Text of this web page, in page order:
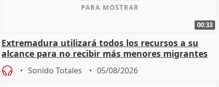
00:33
Extremadura utilizará todos los recursos a su
alcance para no recibir más menores migrantes
Sonido Totales 05/08/2026